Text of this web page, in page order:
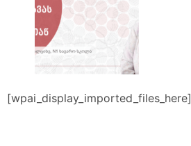
[wpai_display_imported_files_here]